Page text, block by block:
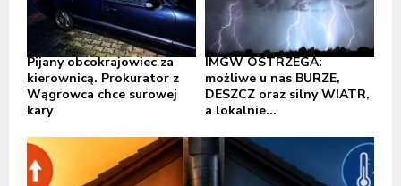
Pijany obcokrajowiec za
kierownicą. Prokurator z
Wągrowca chce surowej
kary
IMGW OSTRZEGA:
możliwe u nas BURZE,
DESZCZ oraz silny WIATR,
a lokalnie...